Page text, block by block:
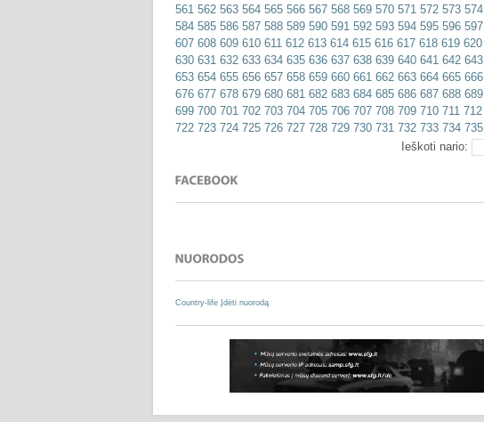
561 562 563 564 565 566 567 568 569 570 571 572 573 574
584 585 586 587 588 589 590 591 592 593 594 595 596 597
607 608 609 610 611 612 613 614 615 616 617 618 619 620
630 631 632 633 634 635 636 637 638 639 640 641 642 643
653 654 655 656 657 658 659 660 661 662 663 664 665 666
676 677 678 679 680 681 682 683 684 685 686 687 688 689
699 700 701 702 703 704 705 706 707 708 709 710 711 712
722 723 724 725 726 727 728 729 730 731 732 733 734 735
Ieškoti nario:
Country-life Įdėti nuorodą